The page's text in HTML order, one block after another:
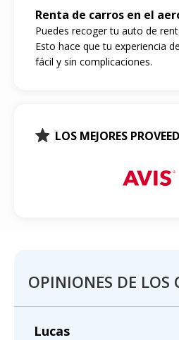
Renta de carros en el
Puedes recoger tu auto de
Esto hace que tu experiencia
fácil y sin complicaciones.
LOS MEJORES
OPINIONES DE LOS
Lucas